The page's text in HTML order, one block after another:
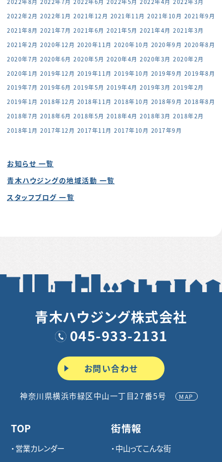
2022年2月 2022年1月 2021年12月 2021年11月 2021年10月 2021年9月
2021年8月 2021年7月 2021年6月 2021年5月 2021年4月 2021年3月
2021年2月 2020年12月 2020年11月 2020年10月 2020年9月 2020年8月
2020年7月 2020年6月 2020年5月 2020年4月 2020年3月 2020年2月
2020年1月 2019年12月 2019年11月 2019年10月 2019年9月 2019年8月
2019年7月 2019年6月 2019年5月 2019年4月 2019年3月 2019年2月
2019年1月 2018年12月 2018年11月 2018年10月 2018年9月 2018年8月
2018年7月 2018年6月 2018年5月 2018年4月 2018年3月 2018年2月
2018年1月 2017年12月 2017年11月 2017年10月 2017年9月
お知らせ 一覧
青木ハウジングの地域活動 一覧
スタッフブログ 一覧
青木ハウジング株式会社
045-933-2131
お問い合わせ
神奈川県横浜市緑区中山一丁目27番5号 MAP
TOP
営業カレンダー
街情報
中山ってこんな街